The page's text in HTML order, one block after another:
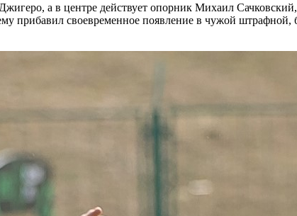
а в центре действует опорник Михаил
прибавил своевременное появление в чужой штрафной,